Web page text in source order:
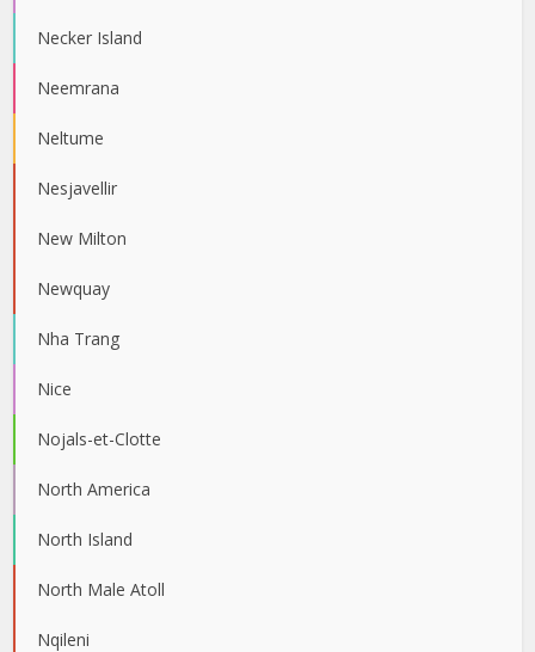
Necker Island
Neemrana
Neltume
Nesjavellir
New Milton
Newquay
Nha Trang
Nice
Nojals-et-Clotte
North America
North Island
North Male Atoll
Nqileni